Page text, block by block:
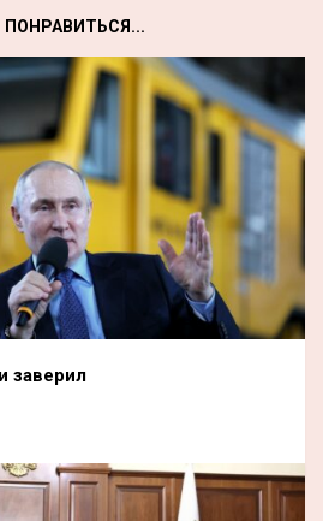
заверил